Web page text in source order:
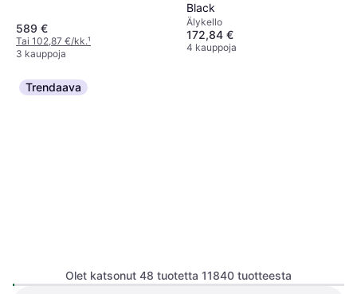
589 €
Tai 102,87 €/kk.¹
3 kauppoja
Black
Älykello
172,84 €
4 kauppoja
Trendaava
Olet katsonut 48 tuotetta 11840 tuotteesta